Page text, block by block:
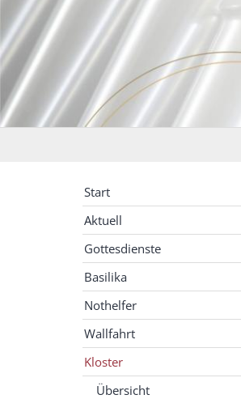
Start
Aktuell
Gottesdienste
Basilika
Nothelfer
Wallfahrt
Kloster
Übersicht